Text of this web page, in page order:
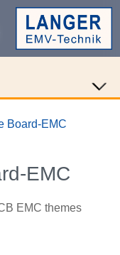
Board-EMC
EMC
EMC themes